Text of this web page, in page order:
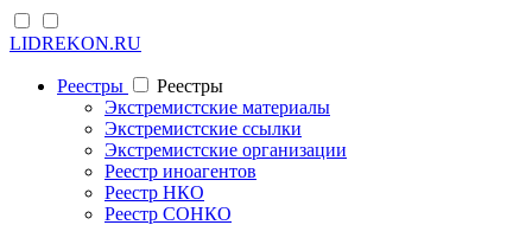
LIDREKON.RU
Реестры
Реестры
Экстремистские материалы
Экстремистские ссылки
Экстремистские организации
Реестр иноагентов
Реестр НКО
Реестр СОНКО